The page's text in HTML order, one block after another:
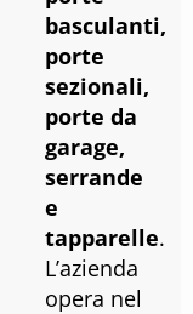
basculanti,
porte
sezionali,
porte da
garage,
serrande
e
tapparelle.
L’azienda
opera nel